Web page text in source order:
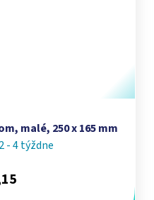
malé, 250 x 165 mm
- 4 týždne